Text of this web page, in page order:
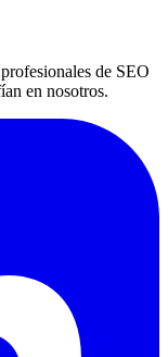
de SEO
en nosotros.